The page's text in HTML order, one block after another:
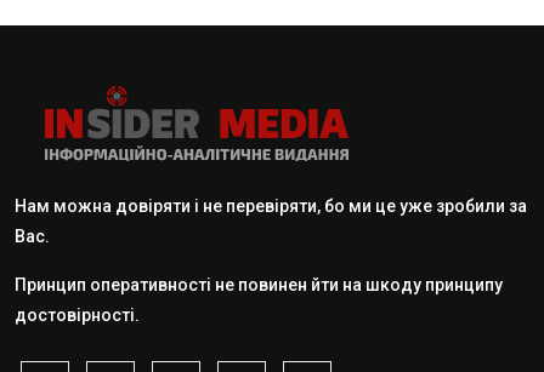
Нам можна довіряти і не перевіряти, бо ми це уже зробили за
Вас.
Принцип оперативності не повинен йти на шкоду принципу
достовірності.